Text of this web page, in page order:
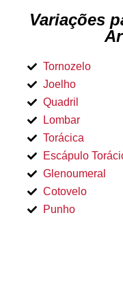
Variações
Tornozelo
Joelho
Quadril
Lombar
Torácica
Escápulo
Glenoumeral
Cotovelo
Punho